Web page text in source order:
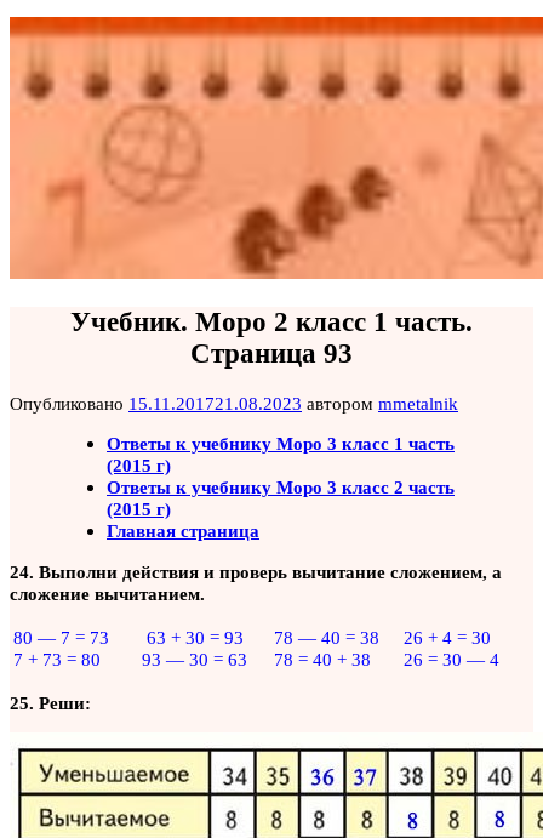
Учебник. Моро 2 класс 1 часть.
Страница 93
Опубликовано 15.11.201721.08.2023 автором mmetalnik
Ответы к учебнику Моро 3 класс 1 часть
(2015 г)
Ответы к учебнику Моро 3 класс 2 часть
(2015 г)
Главная страница
24. Выполни действия и проверь вычитание сложением, а
сложение вычитанием.
80 — 7 = 73
7 + 73 = 80
63 + 30 = 93
93 — 30 = 63
78 — 40 = 38
78 = 40 + 38
26 + 4 = 30
26 = 30 — 4
25. Реши: